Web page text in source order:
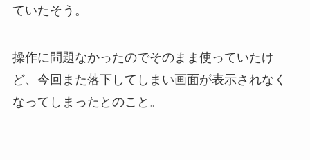
ていたそう。
操作に問題なかったのでそのまま使っていたけ
ど、今回また落下してしまい画面が表示されなく
なってしまったとのこと。